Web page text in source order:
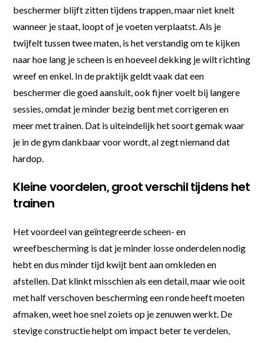
beschermer blijft zitten tijdens trappen, maar niet knelt
wanneer je staat, loopt of je voeten verplaatst. Als je
twijfelt tussen twee maten, is het verstandig om te kijken
naar hoe lang je scheen is en hoeveel dekking je wilt richting
wreef en enkel. In de praktijk geldt vaak dat een
beschermer die goed aansluit, ook fijner voelt bij langere
sessies, omdat je minder bezig bent met corrigeren en
meer met trainen. Dat is uiteindelijk het soort gemak waar
je in de gym dankbaar voor wordt, al zegt niemand dat
hardop.
Kleine voordelen, groot verschil tijdens het
trainen
Het voordeel van geïntegreerde scheen- en
wreefbescherming is dat je minder losse onderdelen nodig
hebt en dus minder tijd kwijt bent aan omkleden en
afstellen. Dat klinkt misschien als een detail, maar wie ooit
met half verschoven bescherming een ronde heeft moeten
afmaken, weet hoe snel zoiets op je zenuwen werkt. De
stevige constructie helpt om impact beter te verdelen,